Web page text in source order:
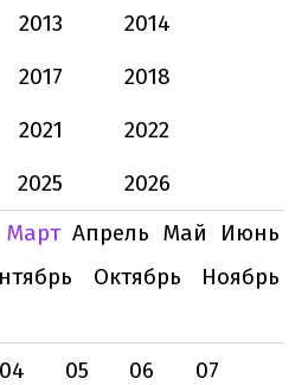
2013
2014
2017
2018
2021
2022
2025
2026
Март Апрель Май
Июнь
Октябрь
Ноябрь
04 05 06
07